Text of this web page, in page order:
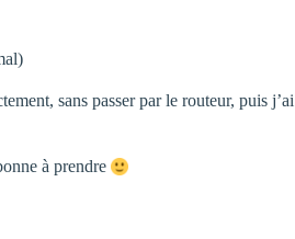
sans passer par le routeur, puis
à prendre